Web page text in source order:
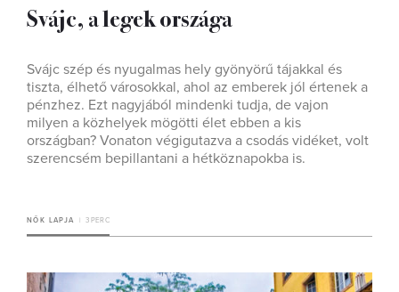
Svájc, a legek országa
Svájc szép és nyugalmas hely gyönyörű tájakkal és
tiszta, élhető városokkal, ahol az emberek jól értenek a
pénzhez. Ezt nagyjából mindenki tudja, de vajon
milyen a közhelyek mögötti élet ebben a kis
országban? Vonaton végigutazva a csodás vidéket, volt
szerencsém bepillantani a hétköznapokba is.
NŐK LAPJA 3 PERC